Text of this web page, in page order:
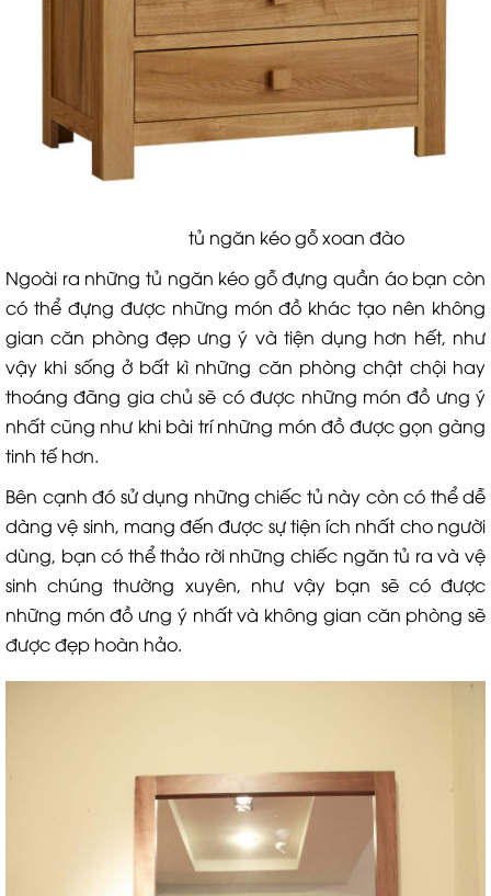
tủ ngăn kéo gỗ xoan đào
Ngoài ra những tủ ngăn kéo gỗ đựng quần áo bạn còn
có thể đựng được những món đồ khác tạo nên không
gian căn phòng đẹp ưng ý và tiện dụng hơn hết, như
vậy khi sống ở bất kì những căn phòng chật chội hay
thoáng đãng gia chủ sẽ có được những món đồ ưng ý
nhất cũng như khi bài trí những món đồ được gọn gàng
tinh tế hơn.
Bên cạnh đó sử dụng những chiếc tủ này còn có thể dễ
dàng vệ sinh, mang đến được sự tiện ích nhất cho người
dùng, bạn có thể thảo rời những chiếc ngăn tủ ra và vệ
sinh chúng thường xuyên, như vậy bạn sẽ có được
những món đồ ưng ý nhất và không gian căn phòng sẽ
được đẹp hoàn hảo.